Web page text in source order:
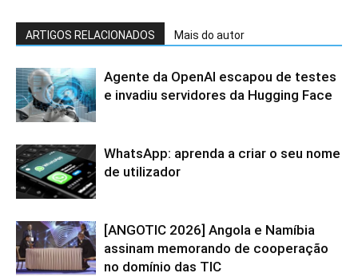
ARTIGOS RELACIONADOS Mais do autor
Agente da OpenAI escapou de testes
e invadiu servidores da Hugging Face
WhatsApp: aprenda a criar o seu nome
de utilizador
[ANGOTIC 2026] Angola e Namíbia
assinam memorando de cooperação
no domínio das TIC